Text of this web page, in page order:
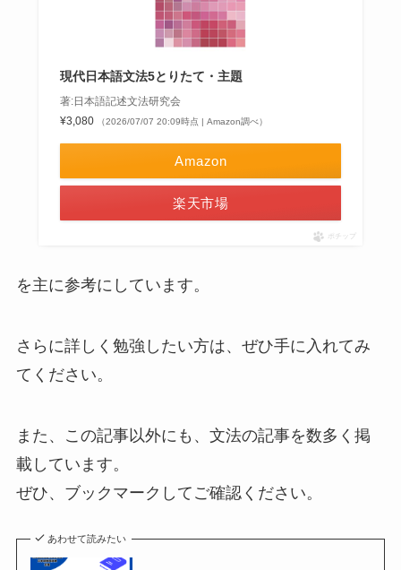
現代日本語文法5とりたて・主題
著:日本語記述文法研究会
¥3,080
（2026/07/07 20:09時点 | Amazon調べ）
Amazon
楽天市場
ポチップ
を主に参考にしています。
さらに詳しく勉強したい方は、ぜひ手に入れてみ
てください。
また、この記事以外にも、文法の記事を数多く掲
載しています。
ぜひ、ブックマークしてご確認ください。
あわせて読みたい